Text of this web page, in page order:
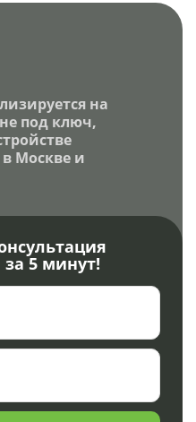
на
под ключ,
Москве и
5 минут!